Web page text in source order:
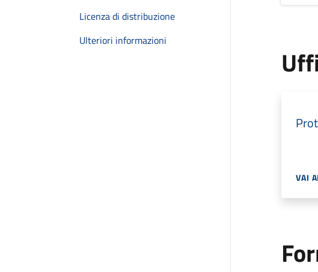
Licenza di distribuzione
Ulteriori informazioni
VAI